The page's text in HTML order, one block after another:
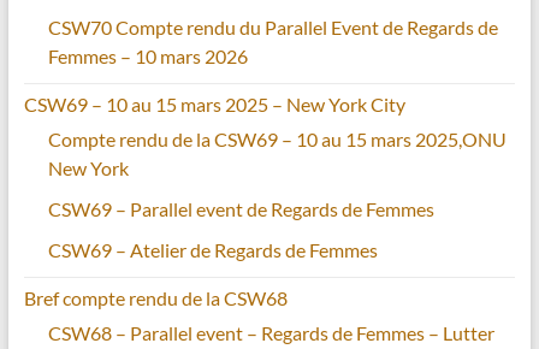
CSW70 Compte rendu du Parallel Event de Regards de
Femmes – 10 mars 2026
CSW69 – 10 au 15 mars 2025 – New York City
Compte rendu de la CSW69 – 10 au 15 mars 2025,ONU
New York
CSW69 – Parallel event de Regards de Femmes
CSW69 – Atelier de Regards de Femmes
Bref compte rendu de la CSW68
CSW68 – Parallel event – Regards de Femmes – Lutter